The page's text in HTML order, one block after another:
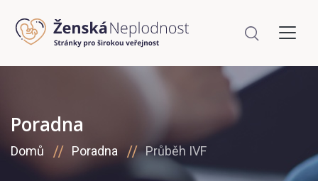
Poradna
Domů Poradna Průběh IVF